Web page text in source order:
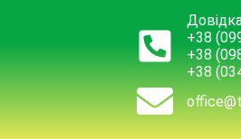
+38
+38
+38